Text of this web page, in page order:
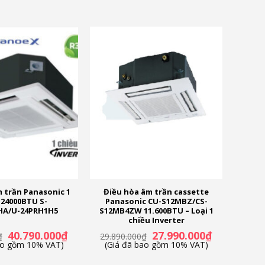
gam màu trắng thanh lịch, dung nhập liền mạch
cường bảo vệ dàn tản nhiệt, chống ăn mòn cao.
trần Panasonic 1
S-
U-24PRH1H5
Giá
gốc
là:
40.790.000₫Giá
gồm 10% VAT)
khác
Điều hòa âm trần cassette
Panasonic CU-S12MBZ/CS-
S12MB4ZW 11.600BTU – Loại 1
chiều Inverter
29.890.000₫ Giá
gốc
là:
27.990.000₫Giá
(Giá đã bao gồm 10% VAT)
và nhiều ưu đãi khác